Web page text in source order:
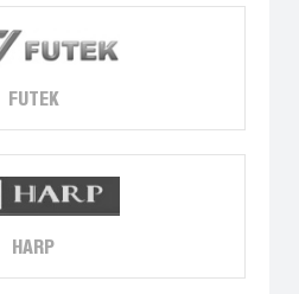
FUTEK
HARP